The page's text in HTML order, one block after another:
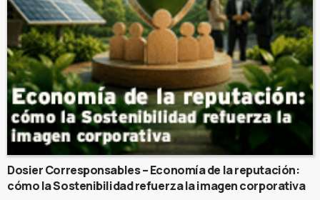
Dosier Corresponsables – Economía de la reputación:
cómo la Sostenibilidad refuerza la imagen corporativa